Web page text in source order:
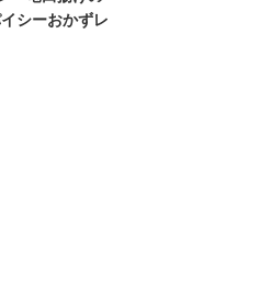
シーおかずレ